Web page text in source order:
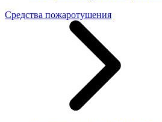
Средства пожаротушения